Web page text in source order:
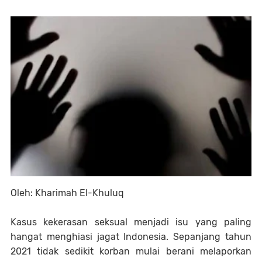
Oleh: Kharimah El-Khuluq
Kasus kekerasan seksual menjadi isu yang paling
hangat menghiasi jagat Indonesia. Sepanjang tahun
2021 tidak sedikit korban mulai berani melaporkan